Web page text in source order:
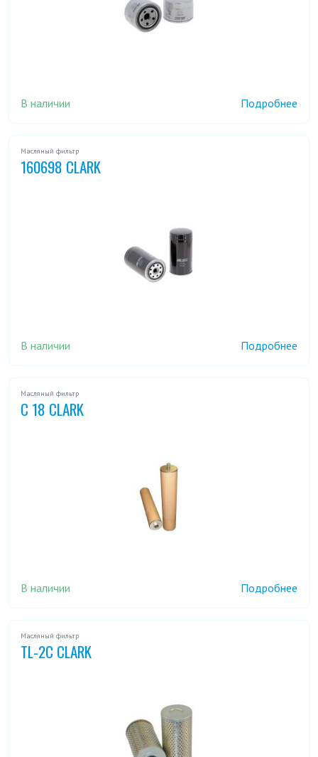
В наличии Подробнее
Масляный фильтр
160698 CLARK
В наличии Подробнее
Масляный фильтр
C 18 CLARK
В наличии Подробнее
Масляный фильтр
TL-2C CLARK